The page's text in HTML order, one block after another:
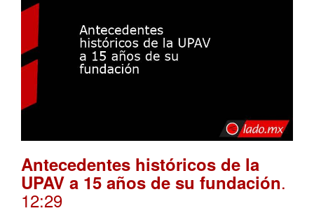
Antecedentes históricos de la
UPAV a 15 años de su fundación.
12:29